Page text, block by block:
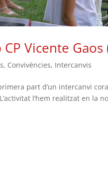
Vicente Gaos
, Convivències, Intercanvis
part d’un intercanvi
l’hem realitzat en la